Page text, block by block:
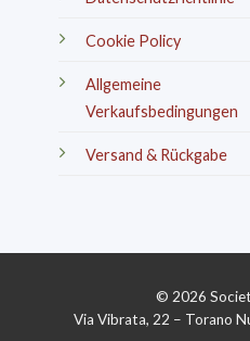
Cookie Policy
Allgemeine
Verkaufsbedingungen
Versand & Rückgabe
© 2026
Via Vibrata, 22 – Torano